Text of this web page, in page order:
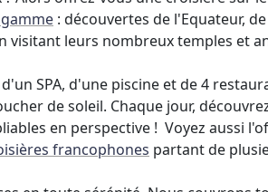
: découvertes de l'Equateur,
visitant leurs nombreux temples et
SPA, d'une piscine et de 4
de soleil. Chaque jour,
en perspective ! Voyez aussi
francophones partant de